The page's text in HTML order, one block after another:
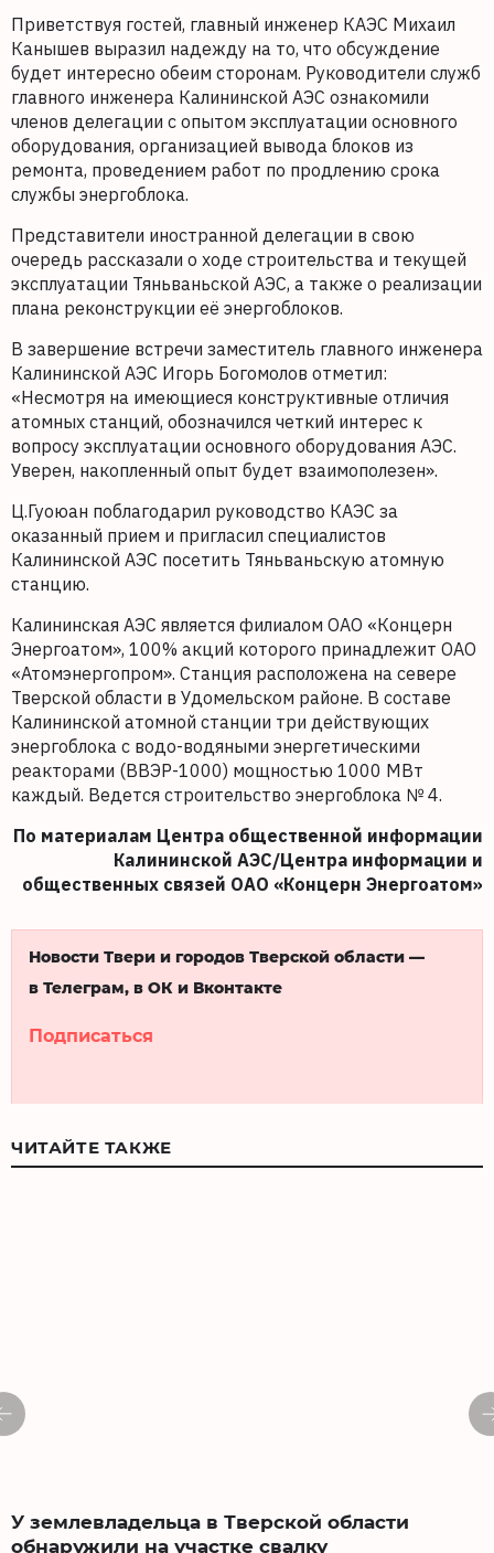
Приветствуя гостей, главный инженер КАЭС Михаил
Канышев выразил надежду на то, что обсуждение
будет интересно обеим сторонам. Руководители служб
главного инженера Калининской АЭС ознакомили
членов делегации с опытом эксплуатации основного
оборудования, организацией вывода блоков из
ремонта, проведением работ по продлению срока
службы энергоблока.
Представители иностранной делегации в свою
очередь рассказали о ходе строительства и текущей
эксплуатации Тяньваньской АЭС, а также о реализации
плана реконструкции её энергоблоков.
В завершение встречи заместитель главного инженера
Калининской АЭС Игорь Богомолов отметил:
«Несмотря на имеющиеся конструктивные отличия
атомных станций, обозначился четкий интерес к
вопросу эксплуатации основного оборудования АЭС.
Уверен, накопленный опыт будет взаимополезен».
Ц.Гуоюан поблагодарил руководство КАЭС за
оказанный прием и пригласил специалистов
Калининской АЭС посетить Тяньваньскую атомную
станцию.
Калининская АЭС является филиалом ОАО «Концерн
Энергоатом», 100% акций которого принадлежит ОАО
«Атомэнергопром». Станция расположена на севере
Тверской области в Удомельском районе. В составе
Калининской атомной станции три действующих
энергоблока с водо-водяными энергетическими
реакторами (ВВЭР-1000) мощностью 1000 МВт
каждый. Ведется строительство энергоблока № 4.
По материалам Центра общественной информации
Калининской АЭС/Центра информации и
общественных связей ОАО «Концерн Энергоатом»
Новости Твери и городов Тверской области —
в Телеграм, в ОК и Вконтакте
Подписаться
ЧИТАЙТЕ ТАКЖЕ
У землевладельца в Тверской области
обнаружили на участке свалку